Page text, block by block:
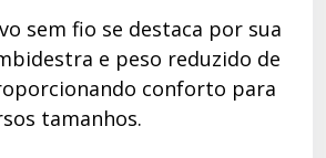
sem fio se destaca por sua
e peso reduzido de
conforto para
tamanhos.